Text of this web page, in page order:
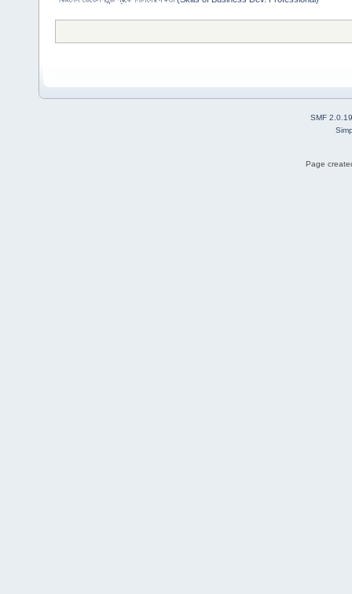
SMF 2.0.19
Page